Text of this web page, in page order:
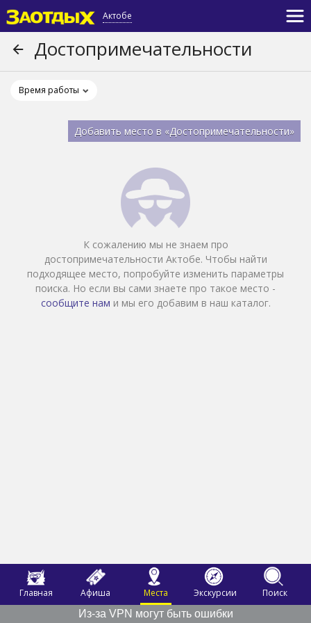
Актобе
Главная Афиша Места Экскурсии
Поиск
Из-за VPN могут быть ошибки
Достопримечательности
Время работы
Добавить место в «Достопримечательности»
К сожалению мы не знаем про
достопримечательности Актобе. Чтобы найти
подходящее место, попробуйте изменить параметры
поиска. Но если вы сами знаете про такое место -
сообщите нам и мы его добавим в наш каталог.